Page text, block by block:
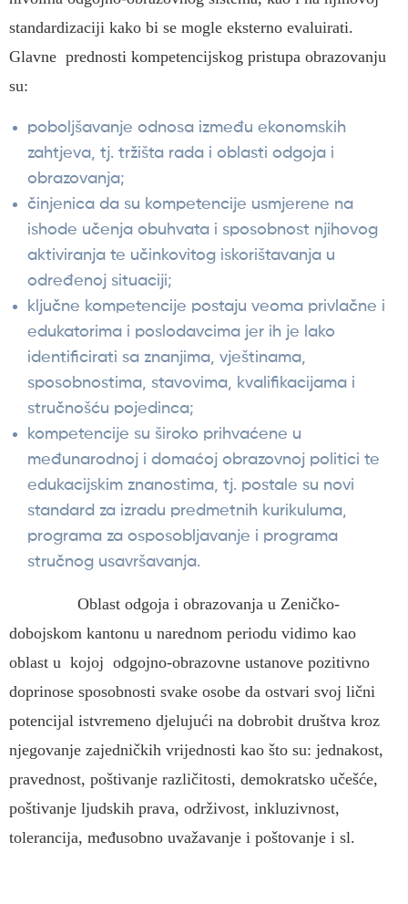
standardizaciji kako bi se mogle eksterno evaluirati.
Glavne prednosti kompetencijskog pristupa obrazovanju
su:
poboljšavanje odnosa između ekonomskih
zahtjeva, tj. tržišta rada i oblasti odgoja i
obrazovanja;
činjenica da su kompetencije usmjerene na
ishode učenja obuhvata i sposobnost njihovog
aktiviranja te učinkovitog iskorištavanja u
određenoj situaciji;
ključne kompetencije postaju veoma privlačne i
edukatorima i poslodavcima jer ih je lako
identificirati sa znanjima, vještinama,
sposobnostima, stavovima, kvalifikacijama i
stručnošću pojedinca;
kompetencije su široko prihvaćene u
međunarodnoj i domaćoj obrazovnoj politici te
edukacijskim znanostima, tj. postale su novi
standard za izradu predmetnih kurikuluma,
programa za osposobljavanje i programa
stručnog usavršavanja.
Oblast odgoja i obrazovanja u Zeničko-
dobojskom kantonu u narednom periodu vidimo kao
oblast u kojoj odgojno-obrazovne ustanove pozitivno
doprinose sposobnosti svake osobe da ostvari svoj lični
potencijal istvremeno djelujući na dobrobit društva kroz
njegovanje zajedničkih vrijednosti kao što su: jednakost,
pravednost, poštivanje različitosti, demokratsko učešće,
poštivanje ljudskih prava, održivost, inkluzivnost,
tolerancija, međusobno uvažavanje i poštovanje i sl.